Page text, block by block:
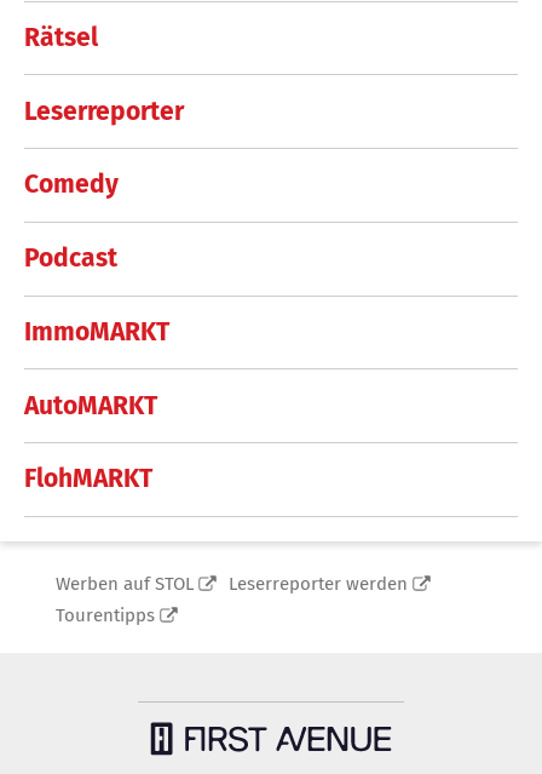
Rätsel
Leserreporter
Comedy
Podcast
ImmoMARKT
AutoMARKT
FlohMARKT
Werben auf STOL
Leserreporter werden
Tourentipps